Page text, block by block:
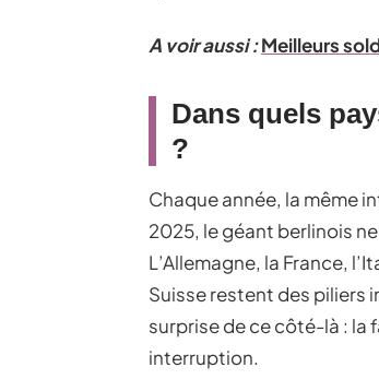
A voir aussi :Meilleurs
Dans quels
?
Chaque année, la même
2025, le géant berlinois
L’Allemagne, la France,
Suisse restent des piliers
surprise de ce côté-là : la
interruption.